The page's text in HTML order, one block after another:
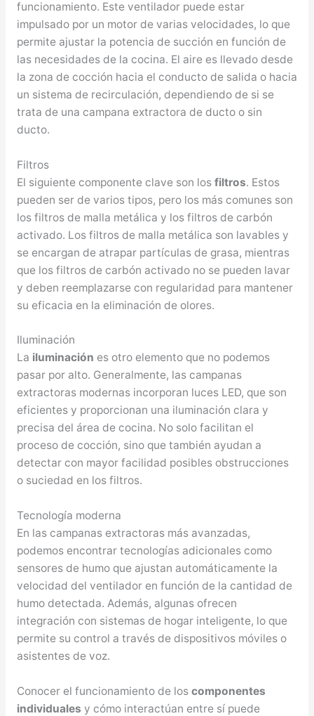
funcionamiento. Este ventilador puede estar
impulsado por un motor de varias velocidades, lo que
permite ajustar la potencia de succión en función de
las necesidades de la cocina. El aire es llevado desde
la zona de cocción hacia el conducto de salida o hacia
un sistema de recirculación, dependiendo de si se
trata de una campana extractora de ducto o sin
ducto.
Filtros
El siguiente componente clave son los filtros. Estos
pueden ser de varios tipos, pero los más comunes son
los filtros de malla metálica y los filtros de carbón
activado. Los filtros de malla metálica son lavables y
se encargan de atrapar partículas de grasa, mientras
que los filtros de carbón activado no se pueden lavar
y deben reemplazarse con regularidad para mantener
su eficacia en la eliminación de olores.
Iluminación
La iluminación es otro elemento que no podemos
pasar por alto. Generalmente, las campanas
extractoras modernas incorporan luces LED, que son
eficientes y proporcionan una iluminación clara y
precisa del área de cocina. No solo facilitan el
proceso de cocción, sino que también ayudan a
detectar con mayor facilidad posibles obstrucciones
o suciedad en los filtros.
Tecnología moderna
En las campanas extractoras más avanzadas,
podemos encontrar tecnologías adicionales como
sensores de humo que ajustan automáticamente la
velocidad del ventilador en función de la cantidad de
humo detectada. Además, algunas ofrecen
integración con sistemas de hogar inteligente, lo que
permite su control a través de dispositivos móviles o
asistentes de voz.
Conocer el funcionamiento de los componentes
individuales y cómo interactúan entre sí puede